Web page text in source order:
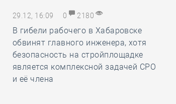
29.12, 16:09 0 2180
В гибели рабочего в Хабаровске
обвинят главного инженера, хотя
безопасность на стройплощадке
является комплексной задачей СРО
и её члена